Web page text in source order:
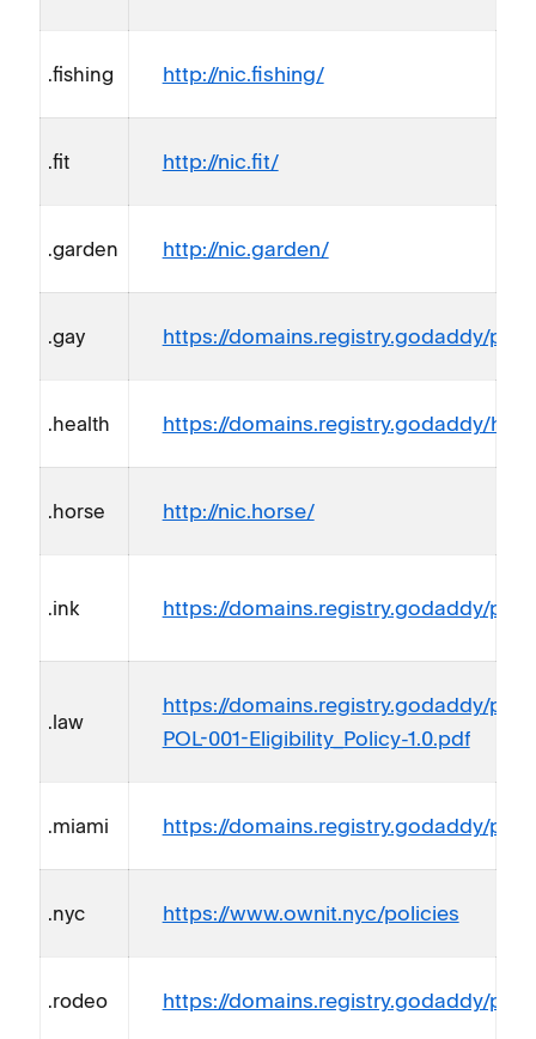
.fishing http://nic.fishing/
.fit http://nic.fit/
.garden http://nic.garden/
.gay https://domains.registry.godaddy/
.health https://domains.registry.godaddy/
.horse http://nic.horse/
.ink https://domains.registry.godaddy/
.law
https://domains.registry.godaddy/
POL-001-Eligibility_Policy-1.0.pdf
.miami https://domains.registry.godaddy/
.nyc https://www.ownit.nyc/policies
.rodeo https://domains.registry.godaddy/